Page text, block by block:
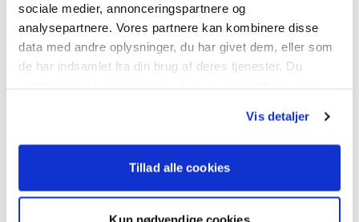
sociale medier, annonceringspartnere og
analysepartnere. Vores partnere kan kombinere disse
data med andre oplysninger, du har givet dem, eller som
de har indsamlet fra din brug af deres tjenester. Du
Du kan finde vores Privatlivspolitik her:
https://www.bittech.dk/privatlivspolitik
Vis detaljer
Tillad alle cookies
og
overvågning:
hele organisationen fra én central
portal
Sømløs
Indbygget integration med Visual
Enterprise-
løsning:
Tillid fra 80% af Fortune 500-
virksomheder og mere end 80.000
organisationer globalt